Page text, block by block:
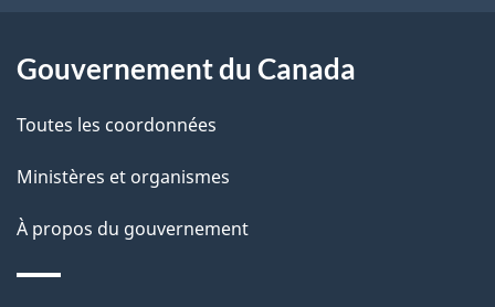
a
g
e
a
t
i
n
s
Gouvernement du Canada
Toutes les coordonnées
Ministères et organismes
À propos du gouvernement